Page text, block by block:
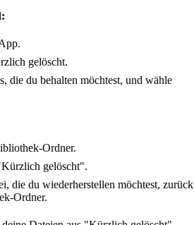
gelöscht.
die du behalten möchtest, und wähle
Ordner.
gelöscht".
die du wiederherstellen möchtest,
Ordner.